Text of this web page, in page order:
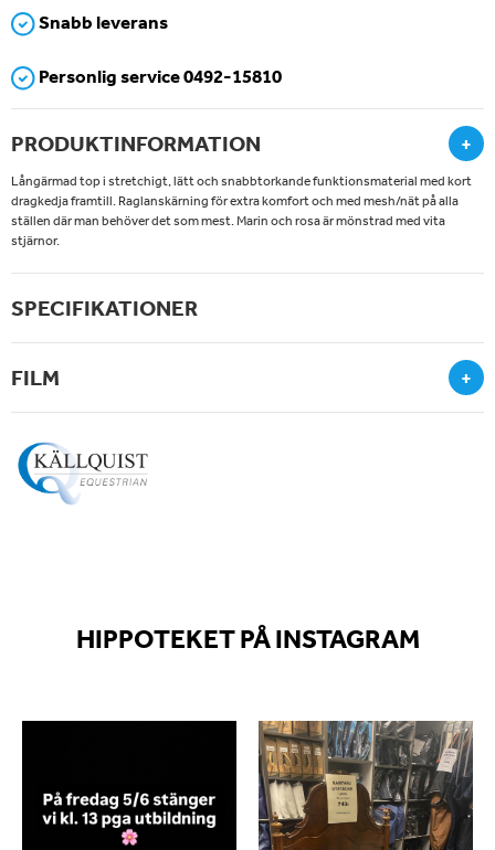
Snabb leverans
Personlig service 0492-15810
PRODUKTINFORMATION +
Långärmad top i stretchigt, lätt och snabbtorkande funktionsmaterial med kort
dragkedja framtill. Raglanskärning för extra komfort och med mesh/nät på alla
ställen där man behöver det som mest. Marin och rosa är mönstrad med vita
stjärnor.
SPECIFIKATIONER
FILM +
HIPPOTEKET PÅ INSTAGRAM